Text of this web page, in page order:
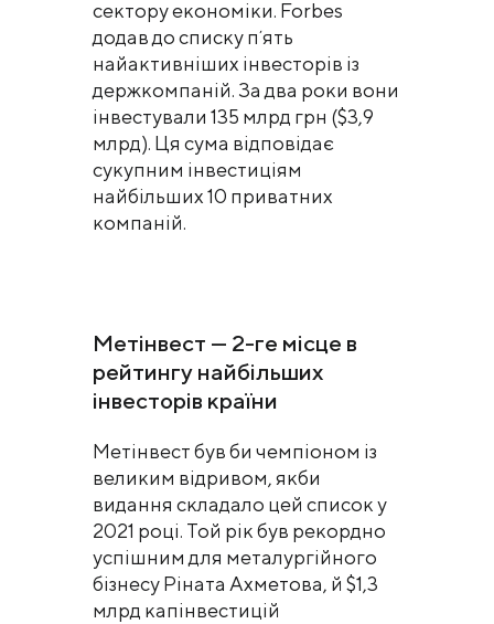
сектору економіки. Forbes
додав до списку пʼять
найактивніших інвесторів із
держкомпаній. За два роки вони
інвестували 135 млрд грн ($3,9
млрд). Ця сума відповідає
сукупним інвестиціям
найбільших 10 приватних
компаній.
Метінвест — 2-ге місце в
рейтингу найбільших
інвесторів країни
Метінвест був би чемпіоном із
великим відривом, якби
видання складало цей список у
2021 році. Той рік був рекордно
успішним для металургійного
бізнесу Ріната Ахметова, й $1,3
млрд капінвестицій